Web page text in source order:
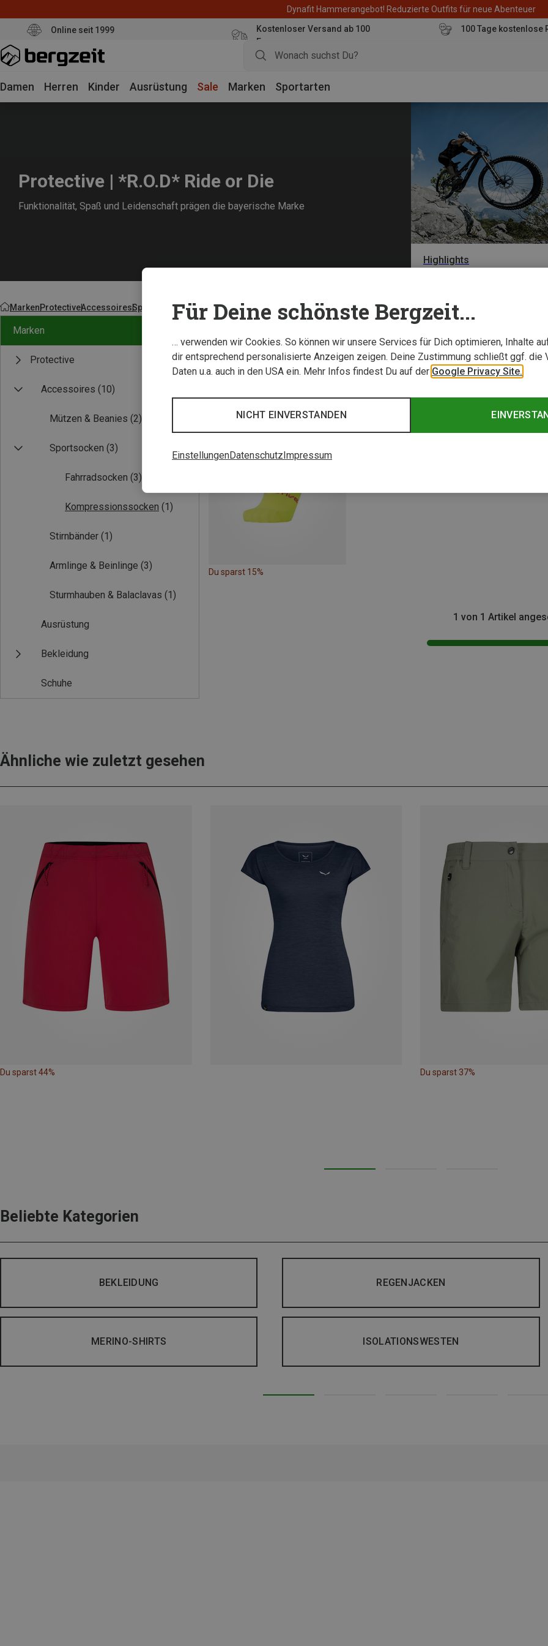
Dynafit Hammerangebot! Reduzierte Outfits für neue Abenteuer
Online seit 1999
Kostenloser Versand ab 100
Euro
100 Tage kostenlose
Damen Herren Kinder Ausrüstung Sale Marken Sportarten
Protective | *R.O.D* Ride or Die
Funktionalität, Spaß und Leidenschaft prägen die bayerische Marke
Highlights
MarkenProtectiveAccessoiresSportsocken
Marken
Protective
Accessoires (10)
Mützen & Beanies (2)
Sportsocken (3)
Fahrradsocken (3)
Kompressionssocken (1)
Stirnbänder (1)
Armlinge & Beinlinge (3)
Sturmhauben & Balaclavas (1)
Ausrüstung
Bekleidung
Schuhe
Du sparst 15%
1 von 1 Artikel
Ähnliche wie zuletzt gesehen
Du sparst 44% Du sparst 37%
Beliebte Kategorien
BEKLEIDUNG REGENJACKEN
MERINO-SHIRTS ISOLATIONSWESTEN
Für Deine schönste Bergzeit...
… verwenden wir Cookies. So können wir unsere Services für Dich optimieren, Inhalte
dir entsprechend personalisierte Anzeigen zeigen. Deine Zustimmung schließt ggf. die
Daten u.a. auch in den USA ein. Mehr Infos findest Du auf der Google Privacy Site.
NICHT EINVERSTANDEN
EinstellungenDatenschutzImpressum